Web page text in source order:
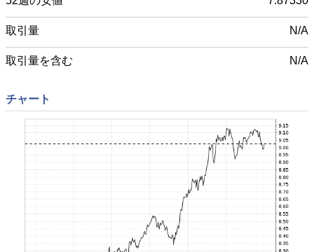
取引量 N/A
取引量を含む N/A
チャート